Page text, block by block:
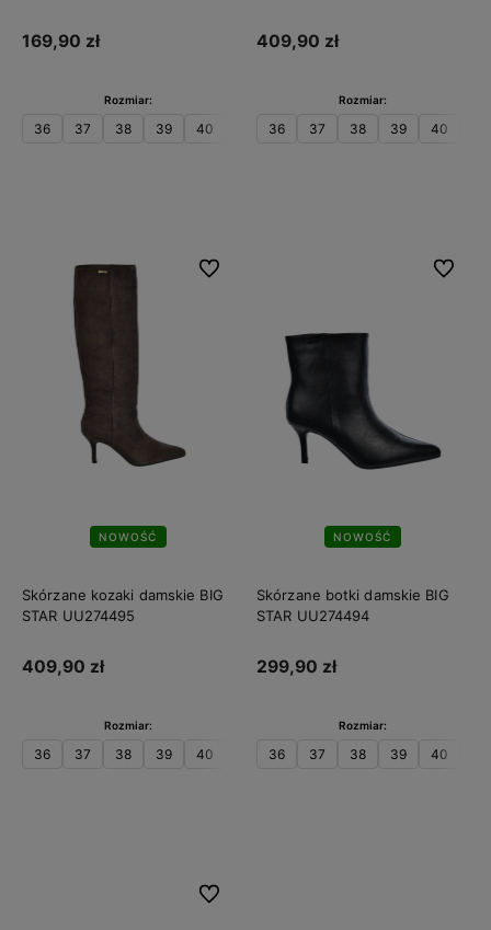
169,90 zł
Rozmiar:
36 37 38 39 40
409,90 zł
Rozmiar:
36 37 38 39 40
NOWOŚĆ
Skórzane kozaki damskie BIG
STAR UU274495
409,90 zł
Rozmiar:
36 37 38 39 40
Do ulubionych
NOWOŚĆ
Skórzane botki damskie BIG
STAR UU274494
299,90 zł
Rozmiar:
36 37 38 39 40
Do
Do ulubionych